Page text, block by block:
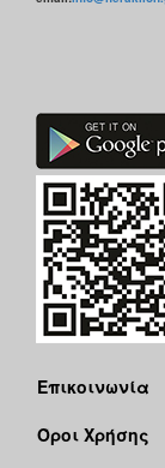
Επικοινωνία
Όροι Χρήσης